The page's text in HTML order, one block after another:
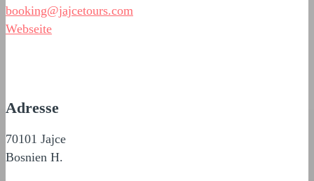
booking@jajcetours.com
Webseite
Adresse
70101 Jajce
Bosnien H.